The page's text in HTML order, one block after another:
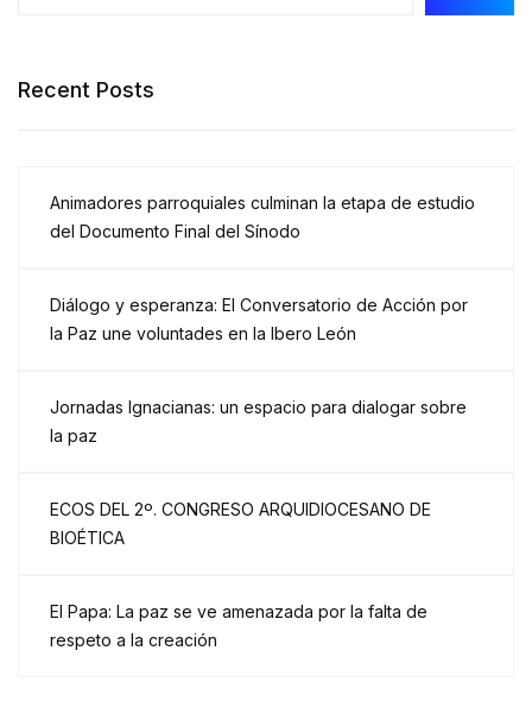
Recent Posts
Animadores parroquiales culminan la etapa de estudio
del Documento Final del Sínodo
Diálogo y esperanza: El Conversatorio de Acción por
la Paz une voluntades en la Ibero León
Jornadas Ignacianas: un espacio para dialogar sobre
la paz
ECOS DEL 2º. CONGRESO ARQUIDIOCESANO DE
BIOÉTICA
El Papa: La paz se ve amenazada por la falta de
respeto a la creación